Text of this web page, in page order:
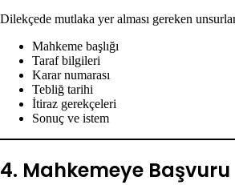
Dilekçede mutlaka yer alması gereken
Mahkeme başlığı
Taraf bilgileri
Karar numarası
Tebliğ tarihi
İtiraz gerekçeleri
Sonuç ve istem
4. Mahkemeye Başvuru